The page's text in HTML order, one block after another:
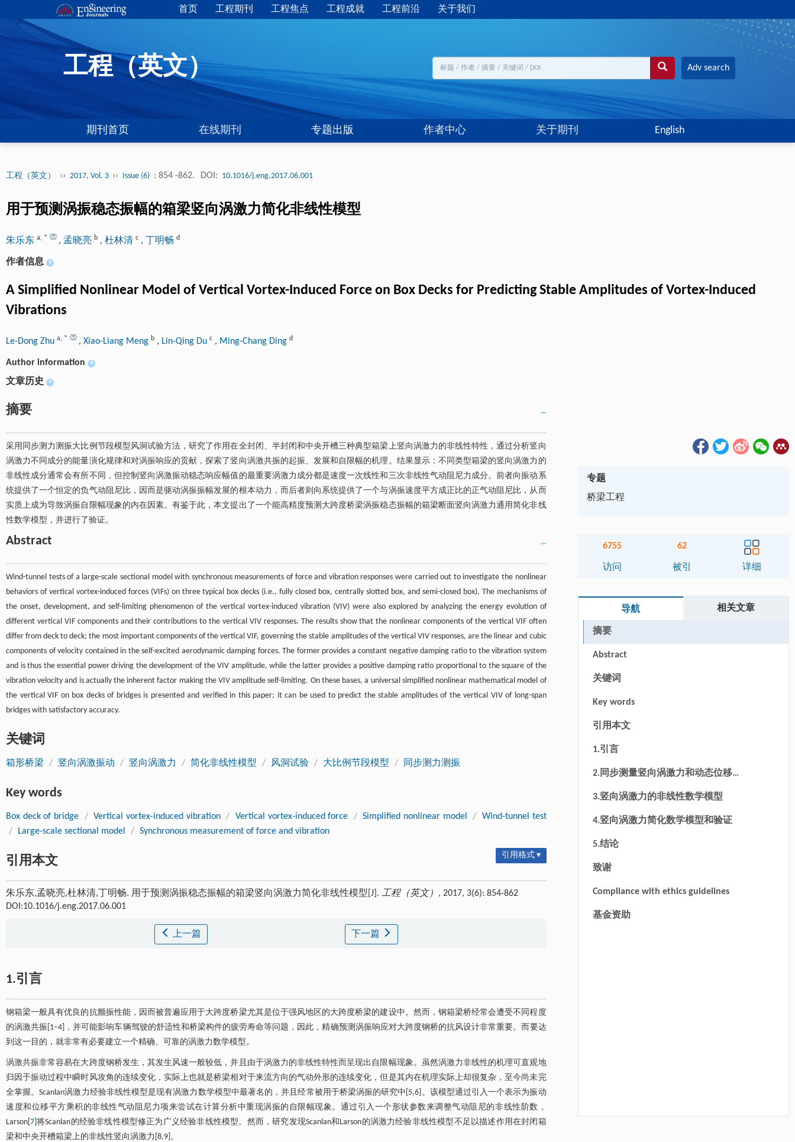
首页 工程期刊 工程焦点 工程成就 工程前沿 关于我们
工程（英文） Adv search
期刊首页 在线期刊 专题出版 作者中心 关于期刊 English
工程（英文） ›› 2017, Vol. 3 ›› Issue (6) : 854 -862. DOI: 10.1016/j.eng.2017.06.001
用于预测涡振稳态振幅的箱梁竖向涡激力简化非线性模型
朱乐东 a, * , 孟晓亮 b , 杜林清 c , 丁明畅 d
作者信息 +
A Simplified Nonlinear Model of Vertical Vortex-Induced Force on Box Decks for Predicting Stable Amplitudes of Vortex-Induced
Vibrations
Le-Dong Zhu a, * , Xiao-Liang Meng b , Lin-Qing Du c , Ming-Chang Ding d
Author information +
文章历史 +
摘要
采用同步测力测振大比例节段模型风洞试验方法，研究了作用在全封闭、半封闭和中央开槽三种典型箱梁上竖向涡激力的非线性特性，通过分析竖向
涡激力不同成分的能量演化规律和对涡振响应的贡献，探索了竖向涡激共振的起振、发展和自限幅的机理。结果显示：不同类型箱梁的竖向涡激力的
非线性成分通常会有所不同，但控制竖向涡激振动稳态响应幅值的最重要涡激力成分都是速度一次线性和三次非线性气动阻尼力成分。前者向振动系
统提供了一个恒定的负气动阻尼比，因而是驱动涡振振幅发展的根本动力，而后者则向系统提供了一个与涡振速度平方成正比的正气动阻尼比，从而
实质上成为导致涡振自限幅现象的内在因素。有鉴于此，本文提出了一个能高精度预测大跨度桥梁涡振稳态振幅的箱梁断面竖向涡激力通用简化非线
性数学模型，并进行了验证。
Abstract
Wind-tunnel tests of a large-scale sectional model with synchronous measurements of force and vibration responses were carried out to investigate the nonlinear
behaviors of vertical vortex-induced forces (VIFs) on three typical box decks (i.e., fully closed box, centrally slotted box, and semi-closed box). The mechanisms of
the onset, development, and self-limiting phenomenon of the vertical vortex-induced vibration (VIV) were also explored by analyzing the energy evolution of
different vertical VIF components and their contributions to the vertical VIV responses. The results show that the nonlinear components of the vertical VIF often
differ from deck to deck; the most important components of the vertical VIF, governing the stable amplitudes of the vertical VIV responses, are the linear and cubic
components of velocity contained in the self-excited aerodynamic damping forces. The former provides a constant negative damping ratio to the vibration system
and is thus the essential power driving the development of the VIV amplitude, while the latter provides a positive damping ratio proportional to the square of the
vibration velocity and is actually the inherent factor making the VIV amplitude self-limiting. On these bases, a universal simplified nonlinear mathematical model of
the vertical VIF on box decks of bridges is presented and verified in this paper; it can be used to predict the stable amplitudes of the vertical VIV of long-span
bridges with satisfactory accuracy.
关键词
箱形桥梁 / 竖向涡激振动 / 竖向涡激力 / 简化非线性模型 / 风洞试验 / 大比例节段模型 / 同步测力测振
Key words
Box deck of bridge / Vertical vortex-induced vibration / Vertical vortex-induced force / Simplified nonlinear model /
Wind-tunnel test
/
Large-scale sectional model / Synchronous measurement of force and vibration
引用本文 引用格式 ▾
朱乐东,孟晓亮,杜林清,丁明畅. 用于预测涡振稳态振幅的箱梁竖向涡激力简化非线性模型[J]. 工程（英文） , 2017, 3(6): 854-862
DOI:10.1016/j.eng.2017.06.001
上一篇 下一篇
1.引言
钢箱梁一般具有优良的抗颤振性能，因而被普遍应用于大跨度桥梁尤其是位于强风地区的大跨度桥梁的建设中。然而，钢箱梁桥经常会遭受不同程度
的涡激共振[1–4]，并可能影响车辆驾驶的舒适性和桥梁构件的疲劳寿命等问题，因此，精确预测涡振响应对大跨度钢桥的抗风设计非常重要。而要达
到这一目的，就非常有必要建立一个精确、可靠的涡激力数学模型。
涡激共振非常容易在大跨度钢桥发生，其发生风速一般较低，并且由于涡激力的非线性特性而呈现出自限幅现象。虽然涡激力非线性的机理可直观地
归因于振动过程中瞬时风攻角的连续变化，实际上也就是桥梁相对于来流方向的气动外形的连续变化，但是其内在机理实际上却很复杂，至今尚未完
全掌握。Scanlan涡激力经验非线性模型是现有涡激力数学模型中最著名的，并且经常被用于桥梁涡振的研究中[5,6]。该模型通过引入一个表示为振动
速度和位移平方乘积的非线性气动阻尼力项来尝试在计算分析中重现涡振的自限幅现象。通过引入一个形状参数来调整气动阻尼的非线性阶数，
Larson[ 7 ]将Scanlan的经验非线性模型修正为广义经验非线性模型。然而，研究发现Scanlan和Larson的涡激力经验非线性模型不足以描述作用在封闭箱
梁和中央开槽箱梁上的非线性竖向涡激力[8,9]。
专题
桥梁工程
6755
访问
62
被引 详细
导航 相关文章
摘要
Abstract
关键词
Key words
引用本文
1.引言
2.同步测量竖向涡激力和动态位移的
风洞试验
3.竖向涡激力的非线性数学模型
4.竖向涡激力简化数学模型和验证
5.结论
致谢
Compliance with ethics guidelines
基金资助